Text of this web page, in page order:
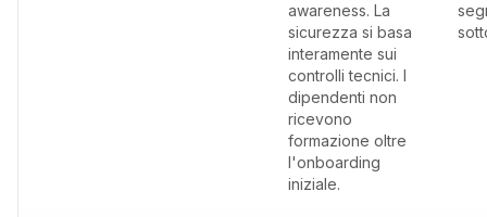
awareness. La
sicurezza si basa
interamente sui
controlli tecnici. I
dipendenti non
ricevono
formazione oltre
l'onboarding
iniziale.